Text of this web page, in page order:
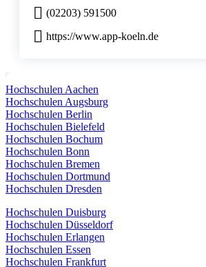
(02203) 591500
https://www.app-koeln.de
Hochschulen Aachen
Hochschulen Augsburg
Hochschulen Berlin
Hochschulen Bielefeld
Hochschulen Bochum
Hochschulen Bonn
Hochschulen Bremen
Hochschulen Dortmund
Hochschulen Dresden
Hochschulen Duisburg
Hochschulen Düsseldorf
Hochschulen Erlangen
Hochschulen Essen
Hochschulen Frankfurt